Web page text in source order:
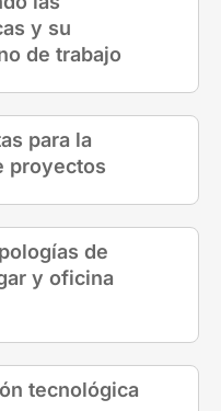
y su
de trabajo
para la
proyectos
de
y oficina
tecnológica